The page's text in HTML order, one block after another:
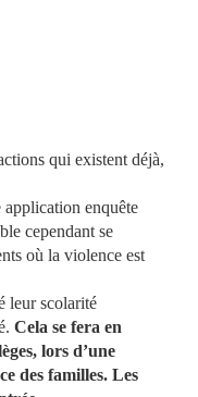
qui existent déjà,
application enquête
cependant se
où la violence est
leur scolarité
Cela se fera en
lors d’une
des familles. Les